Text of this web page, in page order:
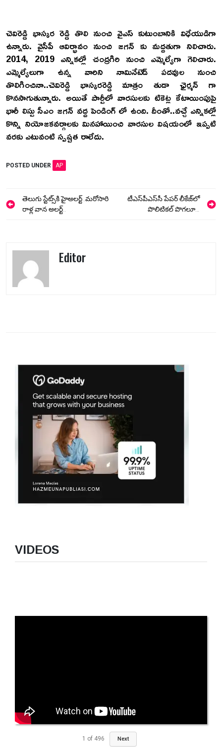
చెవిరెడ్డి భాస్కర రెడ్డి తొలి నుంచి వైఎస్ కుటుంబానికి విధేయుడిగా
ఉన్నారు. వైసీపీ ఆవిర్భావం నుంచి జగన్ కు మద్దతుగా నిలిచారు.
2014, 2019 ఎన్నికల్లో చంద్రగిరి నుంచి ఎమ్మెల్యేగా గెలిచారు.
ఎమ్మెల్యేలుగా ఉన్న వారిని నామినేటెడ్ పదవుల నుంచి
తొలిగించినా..చెవిరెడ్డి భాస్కరరెడ్డి మాత్రం తుడా ఛైర్మన్ గా
కొనసాగుతున్నారు. అయితే పార్టీలో వారసులకు టికెట్ల కేటాయింపుపై
భారీ లిస్టు సీఎం జగన్ వద్ద పెండింగ్ లో ఉంది. దీంతో..వచ్చే ఎన్నికల్లో
కొన్ని నియోజకవర్గాలకు మినహాయించి వారసుల విషయంలో ఇప్పటి
వరకు ఎటువంటి స్పష్టత రాలేదు.
POSTED UNDER AP
Post
navigation
తెలుగు స్టేట్స్‌కి హైఅలర్ట్‌..మరోసారి
రాళ్ల వాన అలర్ట్‌..
టీఎస్‌పీఎస్‌సీ పేపర్ లీకేజ్‌లో
పొలిటికల్‌ పొగలూ…
Editor
VIDEOS
1 of 496 Next